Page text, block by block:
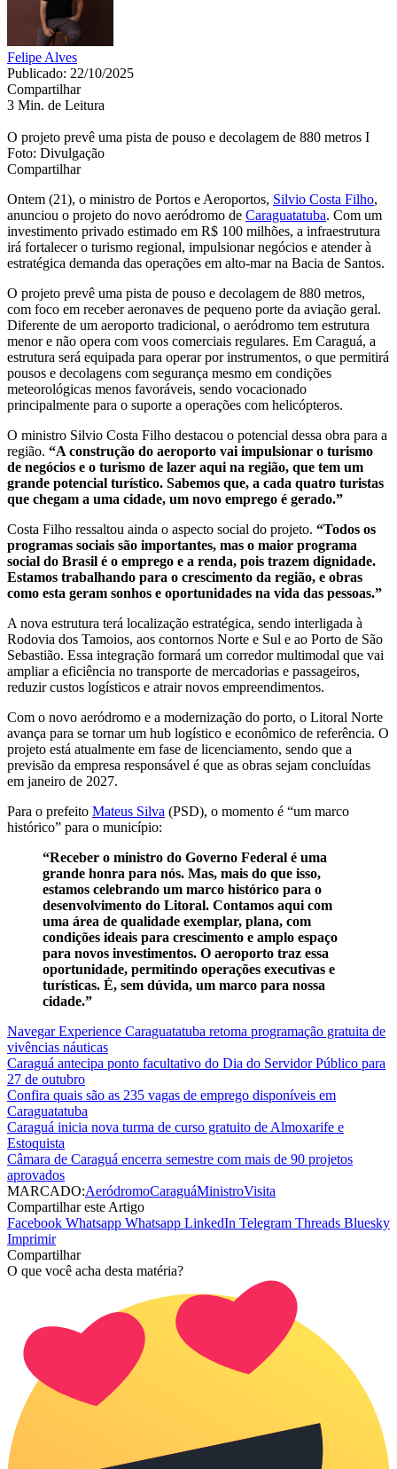
Felipe Alves
Publicado: 22/10/2025
Compartilhar
3 Min. de Leitura
O projeto prevê uma pista de pouso e decolagem de 880 metros I
Foto: Divulgação
Compartilhar
Ontem (21), o ministro de Portos e Aeroportos, Silvio Costa Filho,
anunciou o projeto do novo aeródromo de Caraguatatuba. Com um
investimento privado estimado em R$ 100 milhões, a infraestrutura
irá fortalecer o turismo regional, impulsionar negócios e atender à
estratégica demanda das operações em alto-mar na Bacia de Santos.
O projeto prevê uma pista de pouso e decolagem de 880 metros,
com foco em receber aeronaves de pequeno porte da aviação geral.
Diferente de um aeroporto tradicional, o aeródromo tem estrutura
menor e não opera com voos comerciais regulares. Em Caraguá, a
estrutura será equipada para operar por instrumentos, o que permitirá
pousos e decolagens com segurança mesmo em condições
meteorológicas menos favoráveis, sendo vocacionado
principalmente para o suporte a operações com helicópteros.
O ministro Silvio Costa Filho destacou o potencial dessa obra para a
região. “A construção do aeroporto vai impulsionar o turismo
de negócios e o turismo de lazer aqui na região, que tem um
grande potencial turístico. Sabemos que, a cada quatro turistas
que chegam a uma cidade, um novo emprego é gerado.”
Costa Filho ressaltou ainda o aspecto social do projeto. “Todos os
programas sociais são importantes, mas o maior programa
social do Brasil é o emprego e a renda, pois trazem dignidade.
Estamos trabalhando para o crescimento da região, e obras
como esta geram sonhos e oportunidades na vida das pessoas.”
A nova estrutura terá localização estratégica, sendo interligada à
Rodovia dos Tamoios, aos contornos Norte e Sul e ao Porto de São
Sebastião. Essa integração formará um corredor multimodal que vai
ampliar a eficiência no transporte de mercadorias e passageiros,
reduzir custos logísticos e atrair novos empreendimentos.
Com o novo aeródromo e a modernização do porto, o Litoral Norte
avança para se tornar um hub logístico e econômico de referência. O
projeto está atualmente em fase de licenciamento, sendo que a
previsão da empresa responsável é que as obras sejam concluídas
em janeiro de 2027.
Para o prefeito Mateus Silva (PSD), o momento é “um marco
histórico” para o município:
“Receber o ministro do Governo Federal é uma
grande honra para nós. Mas, mais do que isso,
estamos celebrando um marco histórico para o
desenvolvimento do Litoral. Contamos aqui com
uma área de qualidade exemplar, plana, com
condições ideais para crescimento e amplo espaço
para novos investimentos. O aeroporto traz essa
oportunidade, permitindo operações executivas e
turísticas. É, sem dúvida, um marco para nossa
cidade.”
Navegar Experience Caraguatatuba retoma programação gratuita de
vivências náuticas
Caraguá antecipa ponto facultativo do Dia do Servidor Público para
27 de outubro
Confira quais são as 235 vagas de emprego disponíveis em
Caraguatatuba
Caraguá inicia nova turma de curso gratuito de Almoxarife e
Estoquista
Câmara de Caraguá encerra semestre com mais de 90 projetos
aprovados
MARCADO:AeródromoCaraguáMinistroVisita
Compartilhar este Artigo
Facebook Whatsapp Whatsapp LinkedIn Telegram Threads Bluesky
Imprimir
Compartilhar
O que você acha desta matéria?